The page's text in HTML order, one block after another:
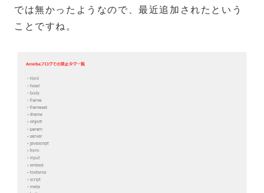
では無かったようなので、最近追加されたという
ことですね。